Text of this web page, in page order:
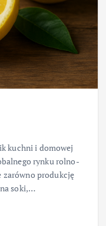
kuchni i domowej
rynku rolno-
zarówno produkcję
soki,…